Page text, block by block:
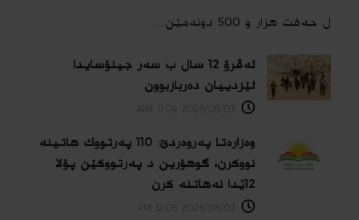
ل حەفت هزار و 500 دونەمێن...
ئه‌ڤرۆ 12 سال ب سه‌ر جینۆسایدا
ئێزدییان ده‌ربازبوون
وەزارەتا پەروەردێ: 110 پەرتووك هاتینە
نووكرن، گوهۆرین د پەرتووكێن پۆلا
12ێدا نەهاتنە كرن